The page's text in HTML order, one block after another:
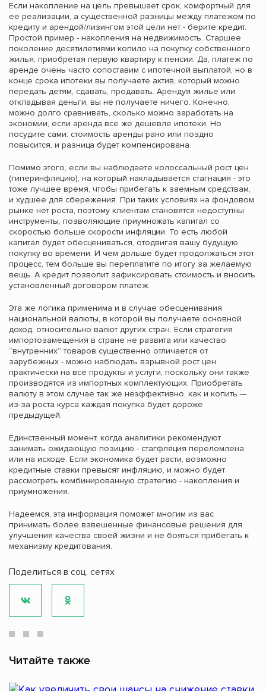
Если накопление на цель превышает срок, комфортный для
ее реализации, а существенной разницы между платежом по
кредиту и арендой/лизингом этой цели нет - берите кредит.
Простой пример - накопления на недвижимость. Старшее
поколение десятилетиями копило на покупку собственного
жилья, приобретая первую квартиру к пенсии. Да, платеж по
аренде очень часто сопоставим с ипотечной выплатой, но в
конце срока ипотеки вы получаете актив, который можно
передать детям, сдавать, продавать. Арендуя жилье или
откладывая деньги, вы не получаете ничего. Конечно,
можно долго сравнивать, сколько можно заработать на
экономии, если аренда все же дешевле ипотеки. Но
посудите сами: стоимость аренды рано или поздно
повысится, и разница будет компенсирована.
Помимо этого, если вы наблюдаете колоссальный рост цен
(гиперинфляцию), на который накладывается стагнация - это
тоже лучшее время, чтобы прибегать к заемным средствам,
и худшее для сбережения. При таких условиях на фондовом
рынке нет роста, поэтому клиентам становятся недоступны
инструменты, позволяющие приумножать капитал со
скоростью больше скорости инфляции. То есть любой
капитал будет обесцениваться, отодвигая вашу будущую
покупку во времени. И чем дольше будет продолжаться этот
процесс, тем больше вы переплатите по итогу за желаемую
вещь. А кредит позволит зафиксировать стоимость и вносить
установленный договором платеж.
Эта же логика применима и в случае обесценивания
национальной валюты, в которой вы получаете основной
доход, относительно валют других стран. Если стратегия
импортозамещения в стране не развита или качество
“внутренних” товаров существенно отличается от
зарубежных - можно наблюдать взрывной рост цен
практически на все продукты и услуги, поскольку они также
производятся из импортных комплектующих. Приобретать
валюту в этом случае так же неэффективно, как и копить —
из-за роста курса каждая покупка будет дороже
предыдущей.
Единственный момент, когда аналитики рекомендуют
занимать ожидающую позицию - стагфляция переломлена
или на исходе. Если экономика будет расти, возможно
кредитные ставки превысят инфляцию, и можно будет
рассмотреть комбинированную стратегию - накопления и
приумножения.
Надеемся, эта информация поможет многим из вас
принимать более взвешенные финансовые решения для
улучшения качества своей жизни и не бояться прибегать к
механизму кредитования.
Поделиться в соц. сетях
Читайте также